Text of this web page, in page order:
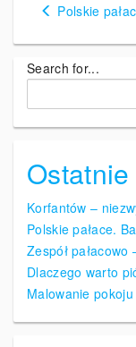
N
a
w
i
g
a
c
j
a
p
o
Polskie
Search for...
Korfantów –
Polskie pałace.
Zespół pałacowo
Dlaczego warto
Malowanie